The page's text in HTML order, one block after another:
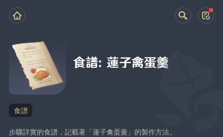
食譜：蓮子禽蛋羹
食譜
步驟詳實的食譜，記載著「蓮子禽蛋羹」的製作方法。